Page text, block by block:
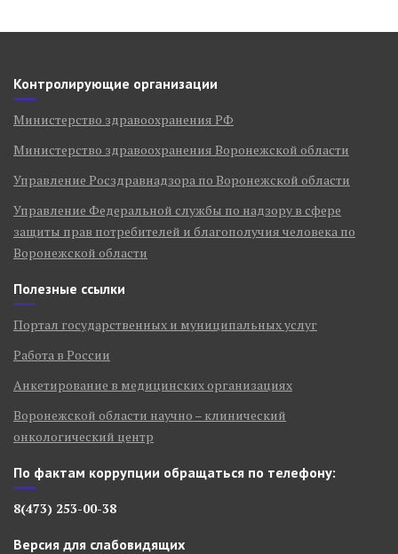
Контролирующие организации
Министерство здравоохранения РФ
Министерство здравоохранения Воронежской области
Управление Росздравнадзора по Воронежской области
Управление Федеральной службы по надзору в сфере
защиты прав потребителей и благополучия человека по
Воронежской области
Полезные ссылки
Портал государственных и муниципальных услуг
Работа в России
Анкетирование в медицинских организациях
Воронежской области научно – клинический
онкологический центр
По фактам коррупции обращаться по телефону:
8(473) 253-00-38
Версия для слабовидящих